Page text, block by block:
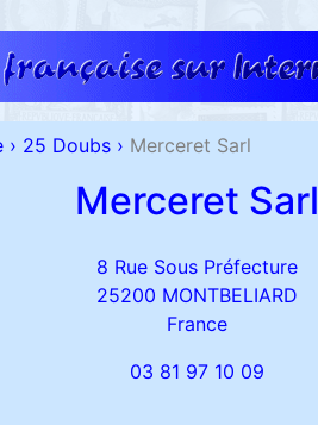
› 25 Doubs › Merceret Sarl
Merceret Sarl
8 Rue Sous Préfecture
25200 MONTBELIARD
France
03 81 97 10 09